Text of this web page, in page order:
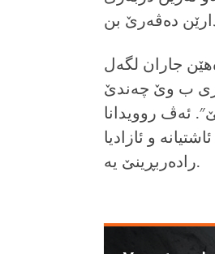
جاران لگه‌ل
ب وێ چەندێ
ئه‌ڤ روویدانا
و ئازادیا
راده‌ربڕینێ یه‌.